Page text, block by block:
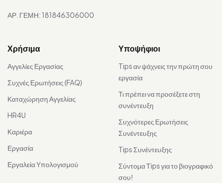
ΑΡ. ΓΕΜΗ: 181846306000
Χρήσιμα
Αγγελίες Εργασίας
Συχνές Ερωτήσεις (FAQ)
Καταχώρηση Αγγελίας
HR4U
Καριέρα
Εργασία
Εργαλεία Υπολογισμού
Υποψήφιοι
Tips αν ψάχνεις την πρώτη σου
εργασία
Τι πρέπει να προσέξετε στη
συνέντευξη
Συχνότερες Ερωτήσεις
Συνέντευξης
Tips Συνέντευξης
Σύντομα Τips για το βιογραφικό
σου!